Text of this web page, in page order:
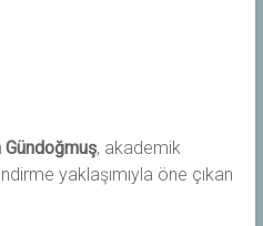
Gündoğmuş, akademik
yaklaşımıyla öne çıkan